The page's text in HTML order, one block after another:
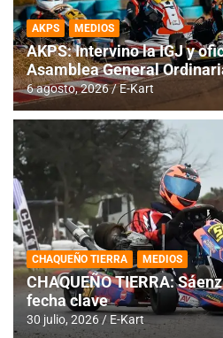
AKPS MEDIOS
AKPS: Intervino la IGJ y
Asamblea General
6 agosto, 2026 E-Kart
CHAQUEÑO TIERRA MEDIOS
CHAQUEÑO TIERRA:
fecha clave
30 julio, 2026 E-Kart